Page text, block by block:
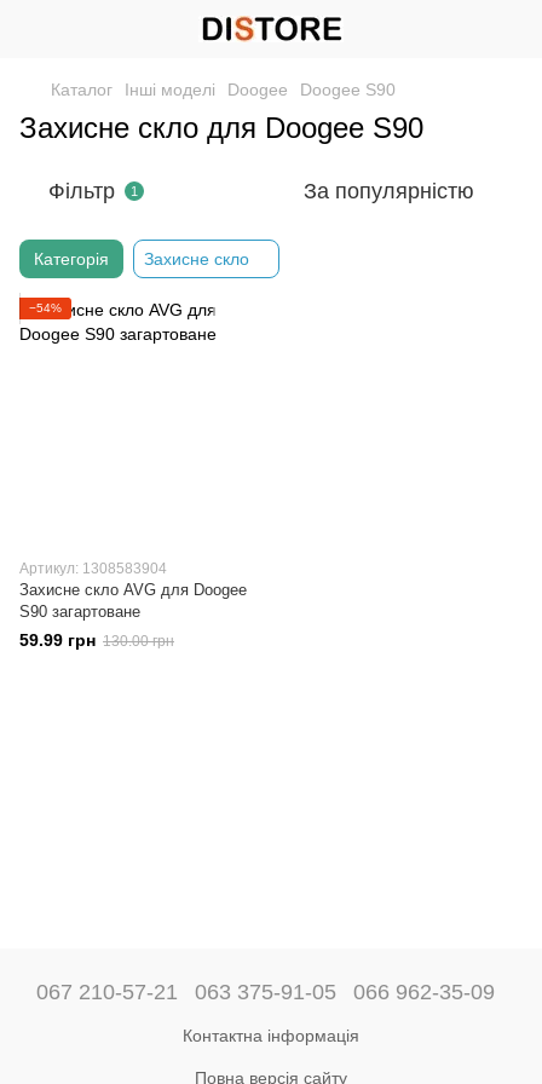
Каталог Інші моделі Doogee Doogee S90
Захисне скло для Doogee S90
Фільтр 1 За популярністю
Категорія Захисне скло
−54%
Артикул: 1308583904
Захисне скло AVG для Doogee
S90 загартоване
59.99 грн 130.00 грн
067 210-57-21 063 375-91-05 066 962-35-09
Контактна інформація
Повна версія сайту